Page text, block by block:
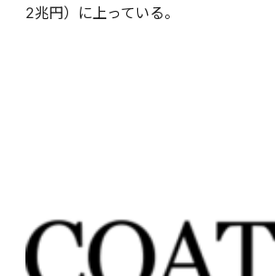
2兆円）に上っている。